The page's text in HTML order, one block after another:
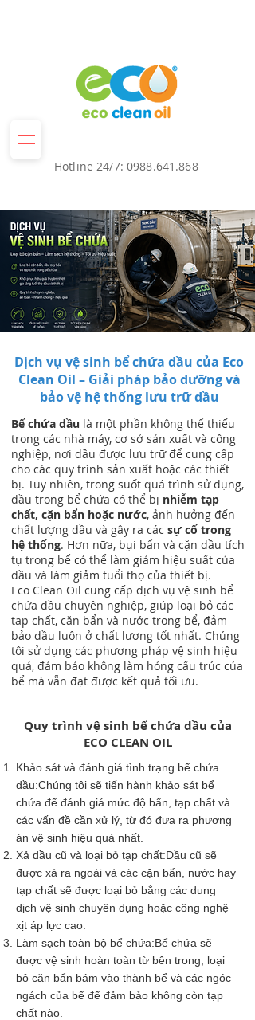
Hotline 24/7: 0988.641.868
Dịch vụ vệ sinh bể chứa dầu của Eco
Clean Oil – Giải pháp bảo dưỡng và
bảo vệ hệ thống lưu trữ dầu
Bể chứa dầu là một phần không thể thiếu
trong các nhà máy, cơ sở sản xuất và công
nghiệp, nơi dầu được lưu trữ để cung cấp
cho các quy trình sản xuất hoặc các thiết
bị. Tuy nhiên, trong suốt quá trình sử dụng,
dầu trong bể chứa có thể bị nhiễm tạp
chất, cặn bẩn hoặc nước, ảnh hưởng đến
chất lượng dầu và gây ra các sự cố trong
hệ thống. Hơn nữa, bụi bẩn và cặn dầu tích
tụ trong bể có thể làm giảm hiệu suất của
dầu và làm giảm tuổi thọ của thiết bị.
Eco Clean Oil cung cấp dịch vụ vệ sinh bể
chứa dầu chuyên nghiệp, giúp loại bỏ các
tạp chất, cặn bẩn và nước trong bể, đảm
bảo dầu luôn ở chất lượng tốt nhất. Chúng
tôi sử dụng các phương pháp vệ sinh hiệu
quả, đảm bảo không làm hỏng cấu trúc của
bể mà vẫn đạt được kết quả tối ưu.
Quy trình vệ sinh bể chứa dầu của
ECO CLEAN OIL
Khảo sát và đánh giá tình trạng bể chứa
dầu:Chúng tôi sẽ tiến hành khảo sát bể
chứa để đánh giá mức độ bẩn, tạp chất và
các vấn đề cần xử lý, từ đó đưa ra phương
án vệ sinh hiệu quả nhất.
Xả dầu cũ và loại bỏ tạp chất:Dầu cũ sẽ
được xả ra ngoài và các cặn bẩn, nước hay
tạp chất sẽ được loại bỏ bằng các dung
dịch vệ sinh chuyên dụng hoặc công nghệ
xịt áp lực cao.
Làm sạch toàn bộ bể chứa:Bể chứa sẽ
được vệ sinh hoàn toàn từ bên trong, loại
bỏ cặn bẩn bám vào thành bể và các ngóc
ngách của bể để đảm bảo không còn tạp
chất nào.